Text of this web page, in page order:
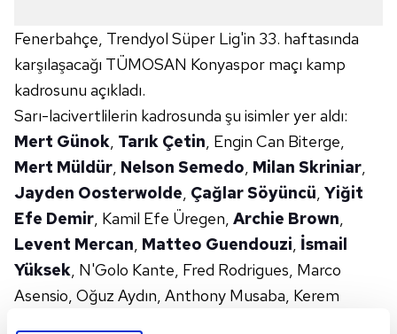
Fenerbahçe, Trendyol Süper Lig'in 33. haftasında
karşılaşacağı TÜMOSAN Konyaspor maçı kamp
kadrosunu açıkladı.
Sarı-lacivertlilerin kadrosunda şu isimler yer aldı:
Mert Günok, Tarık Çetin, Engin Can Biterge,
Mert Müldür, Nelson Semedo, Milan Skriniar,
Jayden Oosterwolde, Çağlar Söyüncü, Yiğit
Efe Demir, Kamil Efe Üregen, Archie Brown,
Levent Mercan, Matteo Guendouzi, İsmail
Yüksek, N'Golo Kante, Fred Rodrigues, Marco
Asensio, Oğuz Aydın, Anthony Musaba, Kerem